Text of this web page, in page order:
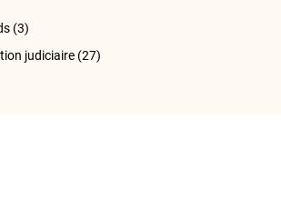
(3)
judiciaire (27)